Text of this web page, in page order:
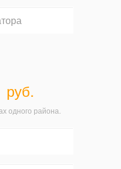
руб.
одного района.